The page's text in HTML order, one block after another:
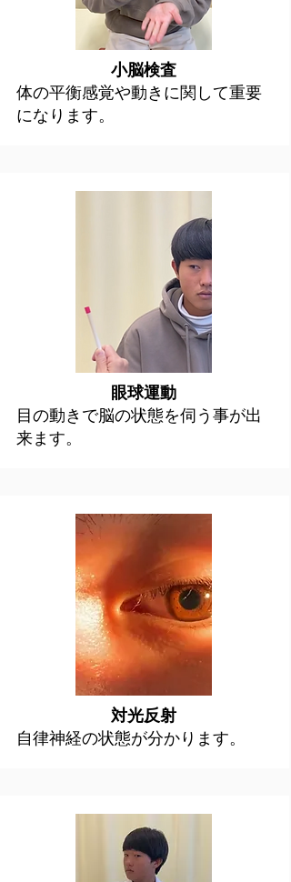
小脳検査
体の平衡感覚や動きに関して重要
になります。
眼球運動
目の動きで脳の状態を伺う事が出
来ます。
​対光反射
自律神経の状態が分かります。